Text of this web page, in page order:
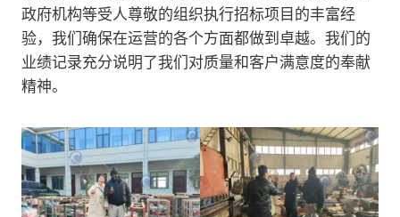
政府机构等受人尊敬的组织执行招标项目的丰富经
验，我们确保在运营的各个方面都做到卓越。我们的
业绩记录充分说明了我们对质量和客户满意度的奉献
精神。